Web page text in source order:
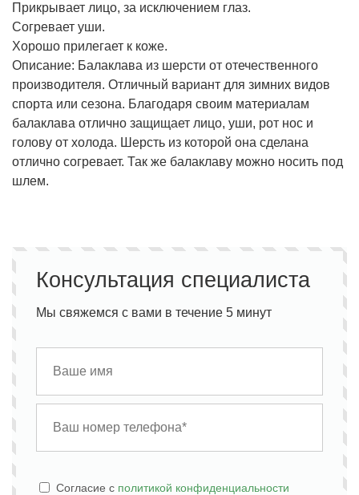
Прикрывает лицо, за исключением глаз.
Согревает уши.
Хорошо прилегает к коже.
Описание: Балаклава из шерсти от отечественного
производителя. Отличный вариант для зимних видов
спорта или сезона. Благодаря своим материалам
балаклава отлично защищает лицо, уши, рот нос и
голову от холода. Шерсть из которой она сделана
отлично согревает. Так же балаклаву можно носить под
шлем.
Консультация специалиста
Мы свяжемся с вами в течение 5 минут
Cогласие с политикой конфиденциальности